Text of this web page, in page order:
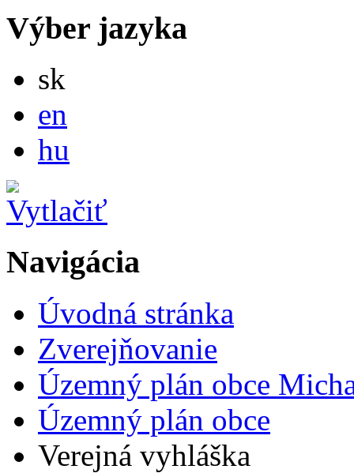
Výber jazyka
sk
en
hu
Navigácia
Úvodná stránka
Zverejňovanie
Územný plán obce
Územný plán obce
Verejná vyhláška